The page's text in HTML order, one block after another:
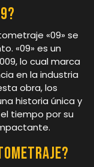
«09» se
«09» es un
lo cual marca
en la industria
obra, los
historia única y
tiempo por su